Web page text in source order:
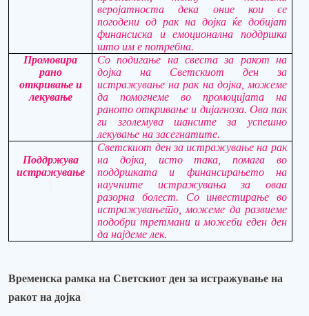
веројатноста дека оние кои се
погодени од рак на дојка ќе добијат
финансиска и емоционална поддршка
што им е потребна.
Промовира
рано
откривање и
лекување
Со подигање на свеста за ракот на
дојка на Светскиот ден за
истражување на рак на дојка, можеме
да помогнеме во промоцијата на
раното откривање и дијагноза. Ова пак
ги зголемува шансите за успешно
лекувањена засегнатите.
Поддржува
истражување
Светскиот ден за истражување на рак
на дојка, исто така, помага во
поддршката и финансирањето на
научните истражувања за оваа
разорна болест.
Со инвестирање во
истражувањето , можеме да развиеме
подобри третмани и можеби еден ден
да најдеме лек.
Временска рамка на Светскиот ден за истражување на
ракот на дојка